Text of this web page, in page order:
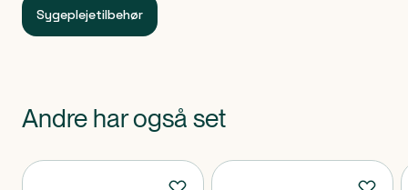
Sygeplejetilbehør
Andre har også set
Produkter